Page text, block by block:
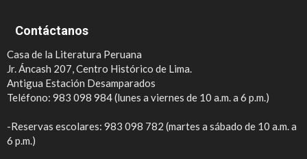
Contáctanos
Casa de la Literatura Peruana
Jr. Áncash 207, Centro Histórico de Lima.
Antigua Estación Desamparados
Teléfono: 983 098 984 (lunes a viernes de 10 a.m. a 6 p.m.)
-Reservas escolares: 983 098 782 (martes a sábado de 10 a.m. a
6 p.m.)